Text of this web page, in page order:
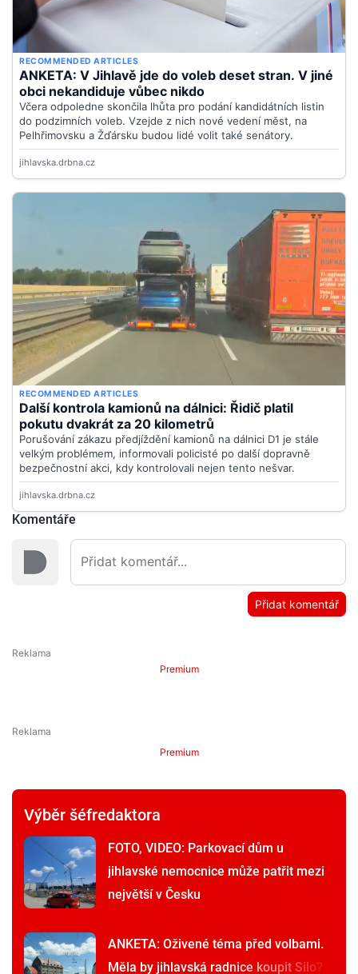
Komentáře
Přidat komentář
Premium
Premium
Výběr šéfredaktora
FOTO, VIDEO: Parkovací dům u
jihlavské nemocnice může patřit mezi
největší v Česku
ANKETA: Oživené téma před volbami.
Měla by jihlavská radnice koupit Silo?